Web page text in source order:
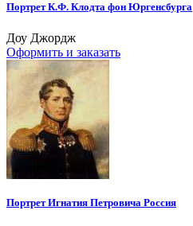
Портрет К.Ф. Клодта фон Юргенсбурга
Доу Джордж
Оформить и заказать
Портрет Игнатия Петровича Россия